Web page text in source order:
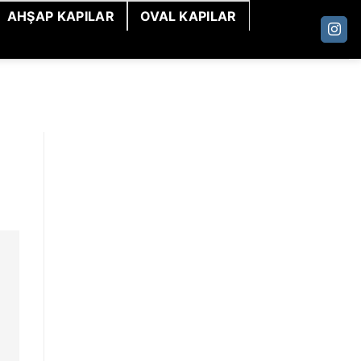
AHŞAP KAPILAR OVAL KAPILAR